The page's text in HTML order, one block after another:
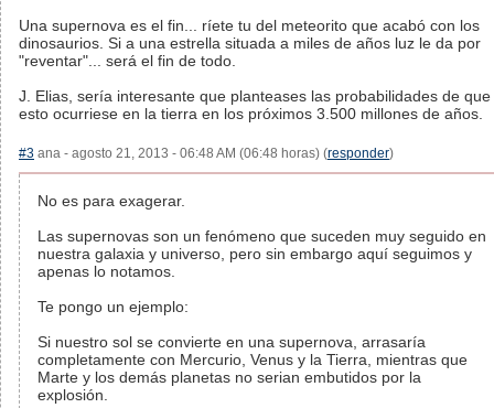
Una supernova es el fin... ríete tu del meteorito que acabó con los
dinosaurios. Si a una estrella situada a miles de años luz le da por
"reventar"... será el fin de todo.
J. Elias, sería interesante que planteases las probabilidades de que
esto ocurriese en la tierra en los próximos 3.500 millones de años.
#3 ana - agosto 21, 2013 - 06:48 AM (06:48 horas) (responder)
No es para exagerar.
Las supernovas son un fenómeno que suceden muy seguido en
nuestra galaxia y universo, pero sin embargo aquí seguimos y
apenas lo notamos.
Te pongo un ejemplo:
Si nuestro sol se convierte en una supernova, arrasaría
completamente con Mercurio, Venus y la Tierra, mientras que
Marte y los demás planetas no serian embutidos por la
explosión.